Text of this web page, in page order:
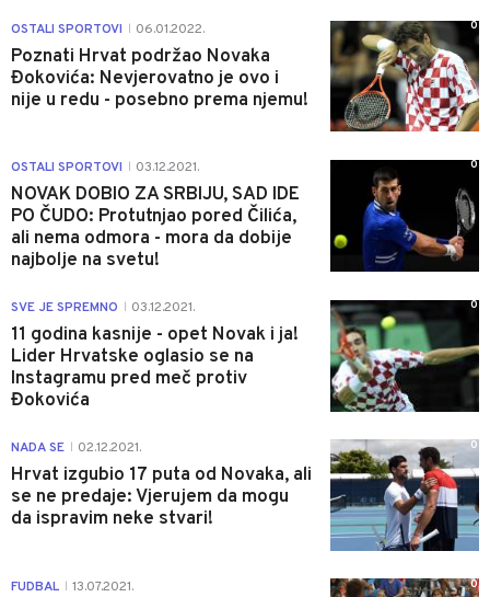
OSTALI SPORTOVI 06.01.2022.
Poznati Hrvat podržao Novaka
Đokovića: Nevjerovatno je ovo i
nije u redu - posebno prema njemu!
0
OSTALI SPORTOVI 03.12.2021.
NOVAK DOBIO ZA SRBIJU, SAD IDE
PO ČUDO: Protutnjao pored Čilića,
ali nema odmora - mora da dobije
najbolje na svetu!
0
SVE JE SPREMNO 03.12.2021.
11 godina kasnije - opet Novak i ja!
Lider Hrvatske oglasio se na
Instagramu pred meč protiv
Đokovića
0
NADA SE 02.12.2021.
Hrvat izgubio 17 puta od Novaka, ali
se ne predaje: Vjerujem da mogu
da ispravim neke stvari!
0
FUDBAL 13.07.2021. 0